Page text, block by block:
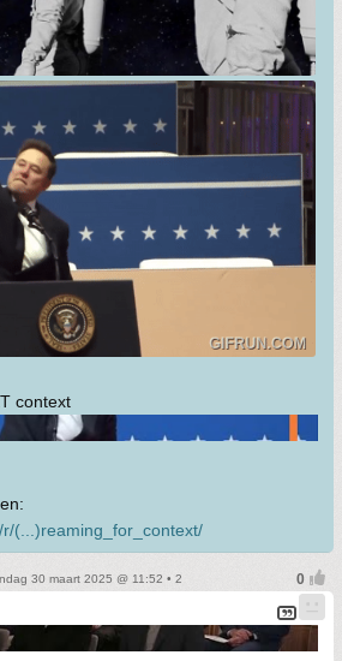
context
(...)reaming_for_context/
30 maart 2025 @ 11:52 • 2